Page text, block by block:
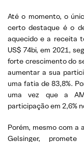
Até o momento, o
certo destaque é o
aquecido e a receita
US$ 74bi, em 2021,
forte crescimento do
aumentar a sua
uma fatia de 83,8%.
uma vez que a
participação em 2,6%
Porém, mesmo com a
Gelsinger, promete